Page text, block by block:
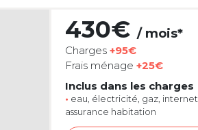
430€ / mois*
Charges +95€
Frais ménage +25€
Inclus dans les charges
• eau, électricité, gaz, internet,
assurance habitation